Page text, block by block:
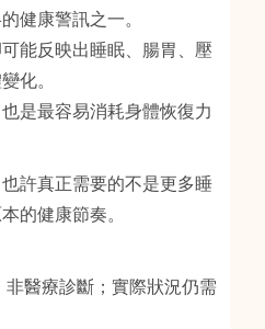
健康警訊之一。
能反映出睡眠、腸胃、壓
化。
是最容易消耗身體恢復力
許真正需要的不是更多睡
的健康節奏。
醫療診斷；實際狀況仍需